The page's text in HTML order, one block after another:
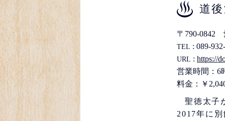
道
〒790-0842
TEL : 089-
URL : https://
営業時間：6
料金：￥
聖徳太子
2017年に